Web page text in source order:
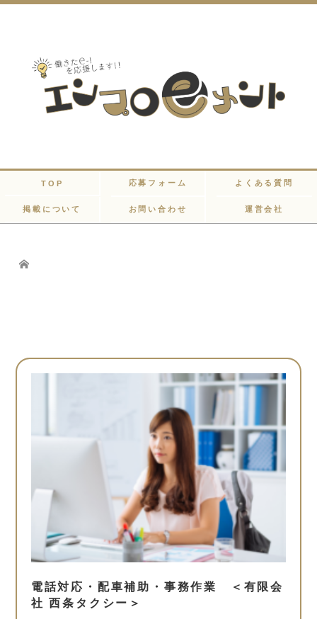
TOP 応募フォーム よくある質問
掲載について お問い合わせ 運営会社
Home
電話対応・配車補助・事務作業 ＜有限会
社 西条タクシー＞